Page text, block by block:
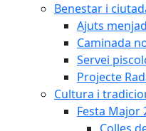
Benestar i
Ajuts
Caminada
Servei
Projecte
Cultura i
Festa Major